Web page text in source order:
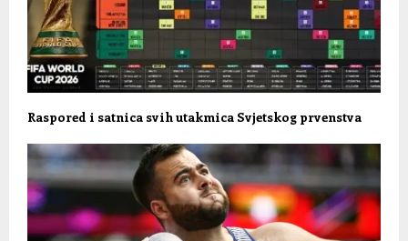
Raspored i satnica svih utakmica Svjetskog prvenstva